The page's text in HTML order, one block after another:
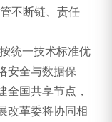
不断链、责任
统一技术标准优
安全与数据保
国共享节点，
改革委将协同相